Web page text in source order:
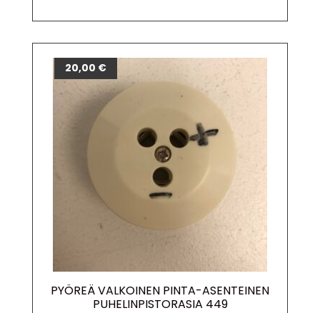
PYÖREÄ VALKOINEN PINTA-ASENTEINEN
PUHELINPISTORASIA 449
20,00 €